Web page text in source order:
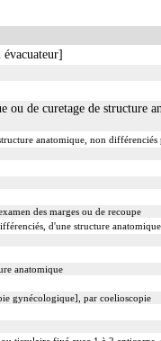
ou de curetage de structure
anatomique, non
des marges ou de recoupe
d'une structure anatomique
anatomique
gynécologique], par coelioscopie